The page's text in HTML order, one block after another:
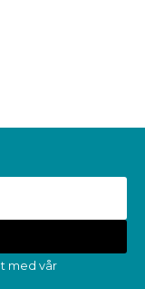
med vår